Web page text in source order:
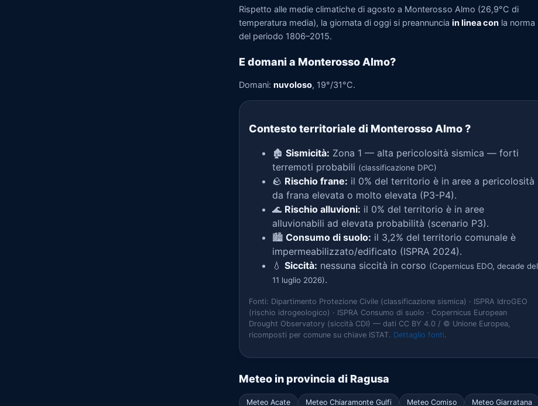
Rispetto alle medie climatiche di agosto a Monterosso Almo (26,9°C di
temperatura media), la giornata di oggi si preannuncia in linea con la norma
del periodo 1806–2015.
E domani a Monterosso Almo?
Domani: nuvoloso, 19°/31°C.
Contesto territoriale di Monterosso Almo?
🏚️ Sismicità: Zona 1 — alta pericolosità sismica — forti
terremoti probabili (classificazione DPC)
🪨 Rischio frane: il 0% del territorio è in aree a pericolosità
da frana elevata o molto elevata (P3-P4).
🌊 Rischio alluvioni: il 0% del territorio è in aree
alluvionabili ad elevata probabilità (scenario P3).
🏙️ Consumo di suolo: il 3,2% del territorio comunale è
impermeabilizzato/edificato (ISPRA 2024).
💧 Siccità: nessuna siccità in corso (Copernicus EDO, decade del
11 luglio 2026).
Fonti: Dipartimento Protezione Civile (classificazione sismica) · ISPRA IdroGEO
(rischio idrogeologico) · ISPRA Consumo di suolo · Copernicus European
Drought Observatory (siccità CDI) — dati CC BY 4.0 / © Unione Europea,
ricomposti per comune su chiave ISTAT. Dettaglio fonti.
Meteo in provincia di Ragusa
Meteo Acate Meteo Chiaramonte Gulfi Meteo Comiso Meteo Giarratana